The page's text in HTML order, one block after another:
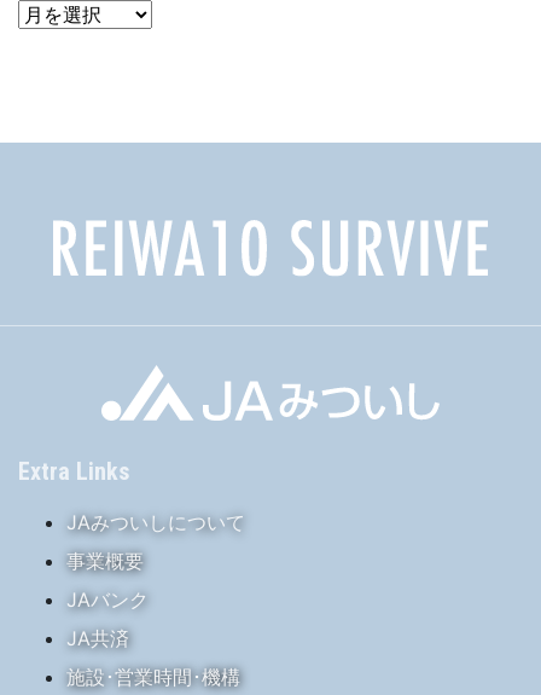
ア
Extra Links
JAみついしについて
事業概要
JAバンク
JA共済
施設･営業時間･機構